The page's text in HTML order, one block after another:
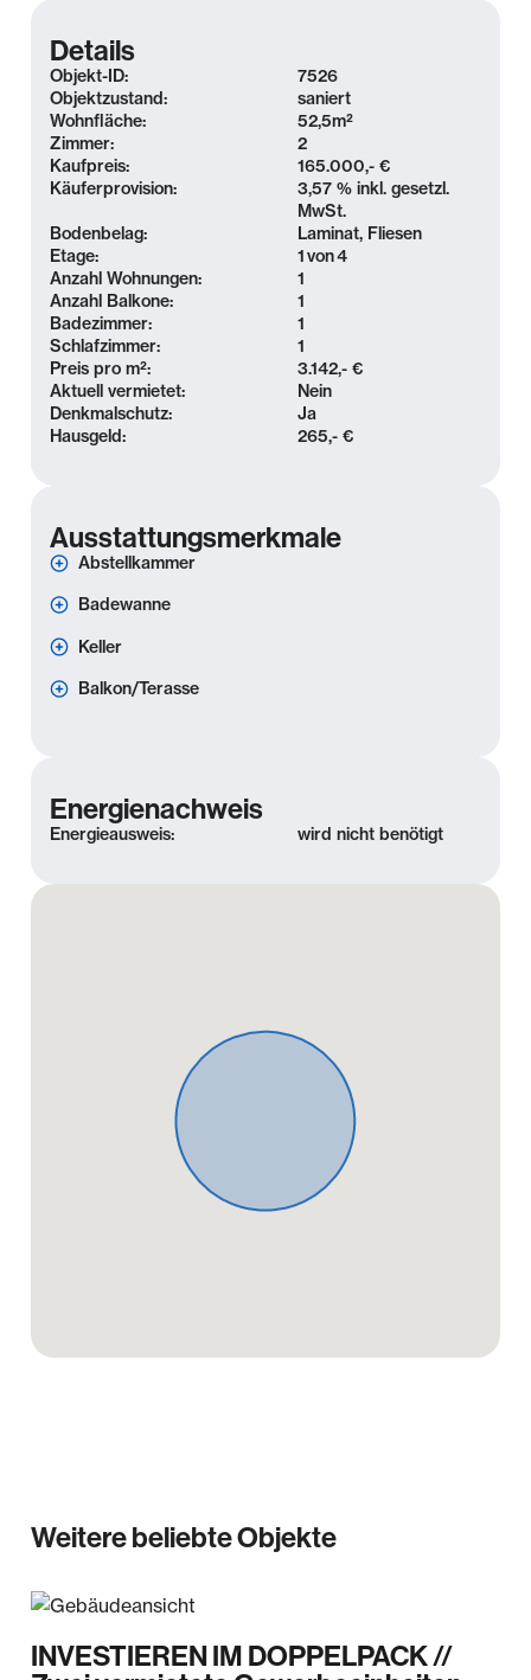
Details
Objekt-ID:
7526
Objektzustand:
saniert
Wohnfläche:
52,5m²
Zimmer:
2
Kaufpreis:
165.000,- €
Käuferprovision:
3,57 % inkl. gesetzl.
MwSt.
Bodenbelag:
Laminat, Fliesen
Etage:
1von4
Anzahl Wohnungen:
1
Anzahl Balkone:
1
Badezimmer:
1
Schlafzimmer:
1
Preis pro m²:
3.142,- €
Aktuell vermietet:
Nein
Denkmalschutz:
Ja
Hausgeld:
265,- €
Ausstattungsmerkmale
Abstellkammer
Badewanne
Keller
Balkon/Terasse
Energienachweis
Energieausweis: wird nicht benötigt
Weitere beliebte Objekte
INVESTIEREN IM DOPPELPACK //